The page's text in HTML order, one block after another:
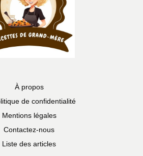
À propos
de confidentialité
Mentions légales
Contactez-nous
Liste des articles